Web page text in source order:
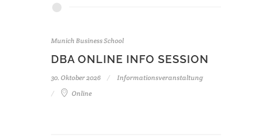
Munich Business School
DBA ONLINE INFO SESSION
30. Oktober 2026
Informationsveranstaltung
Online